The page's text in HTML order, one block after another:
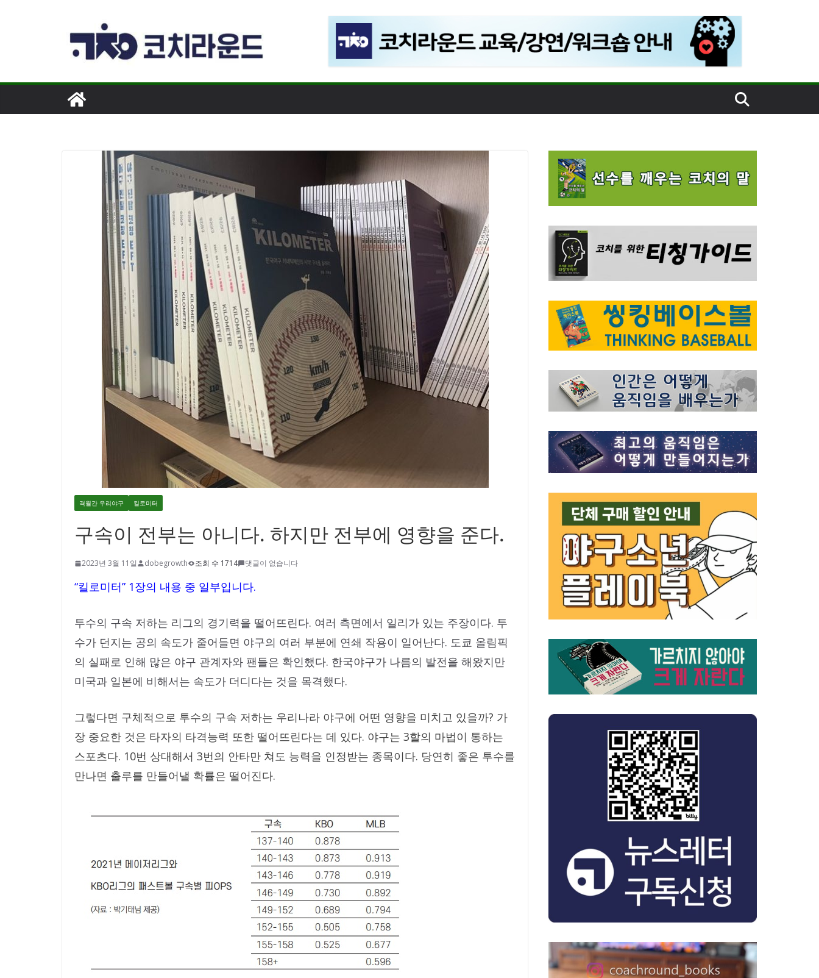
건
격월간 우리야구 킬로미터
구속이 전부는 아니다. 하지만 전부에 영향을 준다.
2023년 3월 11일 dobegrowth 조회 수 1714 댓글이 없습니다
“킬로미터” 1장의 내용 중 일부입니다.
투수의 구속 저하는 리그의 경기력을 떨어뜨린다. 여러 측면에서 일리가 있는 주장이다. 투
수가 던지는 공의 속도가 줄어들면 야구의 여러 부분에 연쇄 작용이 일어난다. 도쿄 올림픽
의 실패로 인해 많은 야구 관계자와 팬들은 확인했다. 한국야구가 나름의 발전을 해왔지만
미국과 일본에 비해서는 속도가 더디다는 것을 목격했다.
그렇다면 구체적으로 투수의 구속 저하는 우리나라 야구에 어떤 영향을 미치고 있을까? 가
장 중요한 것은 타자의 타격능력 또한 떨어뜨린다는 데 있다. 야구는 3할의 마법이 통하는
스포츠다. 10번 상대해서 3번의 안타만 쳐도 능력을 인정받는 종목이다. 당연히 좋은 투수를
만나면 출루를 만들어낼 확률은 떨어진다.